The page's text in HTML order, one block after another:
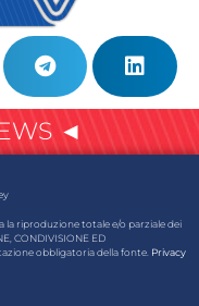
◄
la riproduzione totale e/o parziale dei
CONDIVISIONE ED
obbligatoria della fonte. Privacy